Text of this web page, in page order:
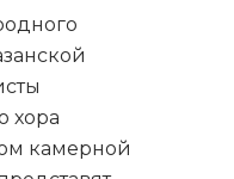
хора
камерной